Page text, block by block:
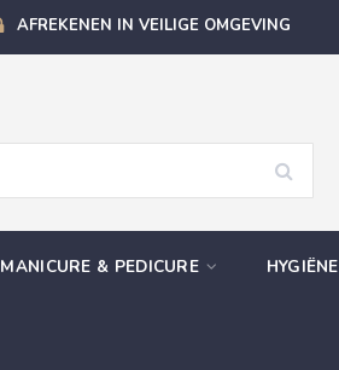
AFREKENEN IN VEILIGE OMGEVING
MANICURE & PEDICURE HYGIËNE